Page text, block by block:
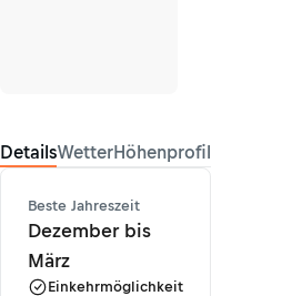
DetailsWetterHöhenprofil
Beste Jahreszeit
Dezember bis
März
Einkehrmöglichkeit